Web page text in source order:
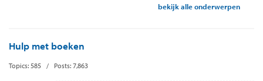
bekijk alle onderwerpen
Hulp met boeken
Topics: 585 / Posts: 7,863